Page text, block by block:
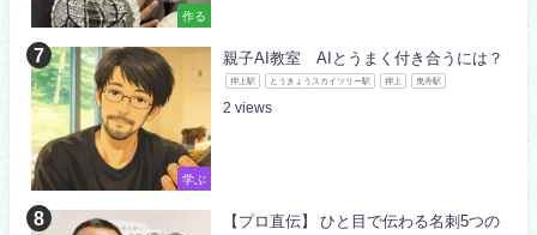
作る
学ぶ
親子AI教室 AIとうまく付き合うには？
押上駅 とうきょうスカイツリー駅 押上 曳舟駅
2
【プロ直伝】 ひと目で伝わる名刺5つの